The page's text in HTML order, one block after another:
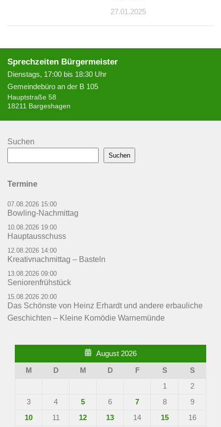
27.01.2025
Sprechzeiten Bürgermeister
Dienstags, 17:00 bis 18:30 Uhr
Gemeindebüro an der B 105
Hauptstraße 58
18211 Bargeshagen
Suchen
Suchen
Termine
07.08.2026 15:00
Bowling-Nachmittag
10.08.2026 19:00
Hauptausschuss
12.08.2026 14:00
Kreativnachmittag – Basteln
13.08.2026 09:00
Seniorenfrühstück
15.08.2026 20:00
Das Schönste von Heinz Erhardt und andere erbauliche
Geschichten – Kleine Komödie Warnemünde
August 2026
M D M D F S
S
1
2
3
4 5 6 7 8
9
10
11 12 13 14 15
16